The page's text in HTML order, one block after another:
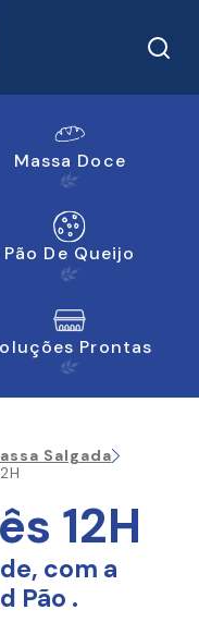
Massa Doce
Pão De Queijo
Prontas
Salgada
12H
com a
Pão .